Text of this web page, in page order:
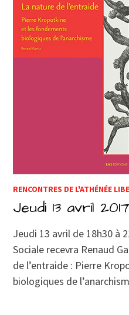
RENCONTRES DE L'ATHÉNÉE
Jeudi 13 avril
Jeudi 13 avril de 18h30 à
Sociale recevra Renaud
de l’entraide : Pierre
biologiques de